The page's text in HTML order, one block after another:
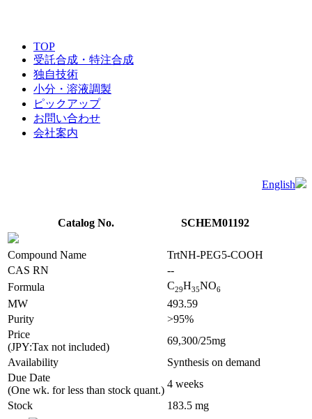
TOP
受託合成・特注合成
独自技術
小分・溶液調製
ピックアップ
お問い合わせ
会社案内
English
Catalog No. SCHEM01192
Compound Name
TrtNH-PEG5-COOH
CAS RN
--
Formula
C29H35NO6
MW
493.59
Purity
>95%
Price
(JPY:Tax not included)
69,300/25mg
Availability
Synthesis on demand
Due Date
(One wk. for less than stock quant.)
4 weeks
Stock
183.5 mg